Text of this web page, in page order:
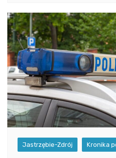
Jastrzębie-Zdrój Kronika